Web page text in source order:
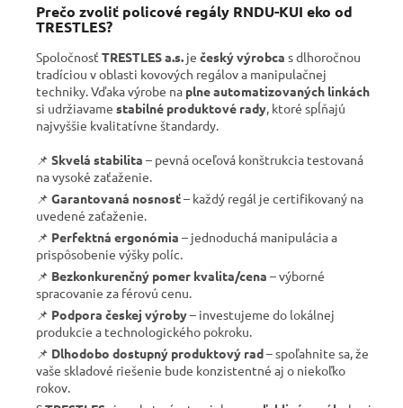
Prečo zvoliť policové regály RNDU-KUI eko od
TRESTLES?
Spoločnosť TRESTLES a.s. je český výrobca s dlhoročnou
tradíciou v oblasti kovových regálov a manipulačnej
techniky. Vďaka výrobe na plne automatizovaných linkách
si udržiavame stabilné produktové rady , ktoré spĺňajú
najvyššie kvalitatívne štandardy.
📌 Skvelá stabilita – pevná oceľová konštrukcia testovaná
na vysoké zaťaženie.
📌 Garantovaná nosnosť– každý regál je certifikovaný na
uvedené zaťaženie.
📌 Perfektná ergonómia – jednoduchá manipulácia a
prispôsobenie výšky políc.
📌 Bezkonkurenčný pomer kvalita/cena – výborné
spracovanie za férovú cenu.
📌 Podpora českej výroby– investujeme do lokálnej
produkcie a technologického pokroku.
📌 Dlhodobo dostupný produktový rad– spoľahnite sa, že
vaše skladové riešenie bude konzistentné aj o niekoľko
rokov.